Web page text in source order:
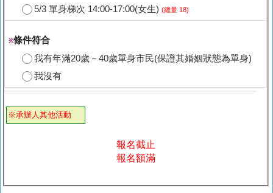
5/3 單身梯次 14:00-17:00(女生) (總量 18)
※條件符合
我有年滿20歲－40歲單身市民(保證其婚姻狀態為單身)
我沒有
※承辦人其他活動
報名截止
報名額滿